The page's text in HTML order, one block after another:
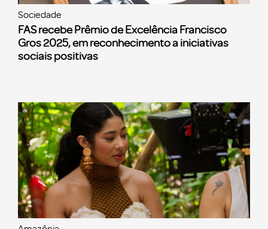
Sociedade
FAS recebe Prêmio de Excelência Francisco
Gros 2025, em reconhecimento a iniciativas
sociais positivas